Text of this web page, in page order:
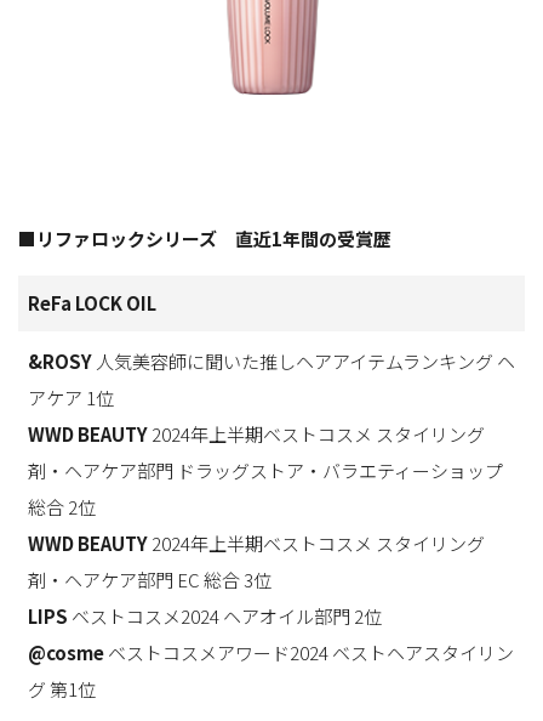
■リファロックシリーズ 直近1年間の受賞歴
ReFa LOCK OIL
&ROSY 人気美容師に聞いた推しヘアアイテムランキング ヘ
アケア 1位
WWD BEAUTY2024年上半期ベストコスメ スタイリング
剤・ヘアケア部門 ドラッグストア・バラエティーショップ
総合 2位
WWD BEAUTY2024年上半期ベストコスメ スタイリング
剤・ヘアケア部門 EC 総合 3位
LIPS ベストコスメ2024 ヘアオイル部門 2位
@cosmeベストコスメアワード2024 ベストヘアスタイリン
グ 第1位